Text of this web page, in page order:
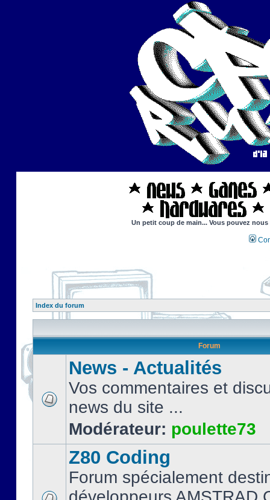
Un petit coup de main... Vous pouvez
Index du forum
Forum
News - Actualités
Vos commentaires et
news du site ...
Modérateur: poulette73
Z80 Coding
Forum spécialement